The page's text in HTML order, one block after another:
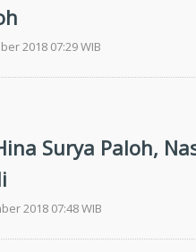
2018 07:29 WIB
Surya Paloh,
2018 07:48 WIB